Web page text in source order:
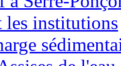
les institutions